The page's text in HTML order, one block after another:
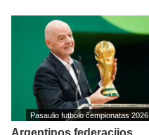
Pasaulio futbolo čempionatas 2026
Argentinos federacijos